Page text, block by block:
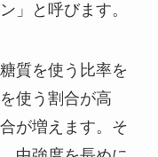
」と呼びます。
質を使う比率を
使う割合が高
が増えます。そ